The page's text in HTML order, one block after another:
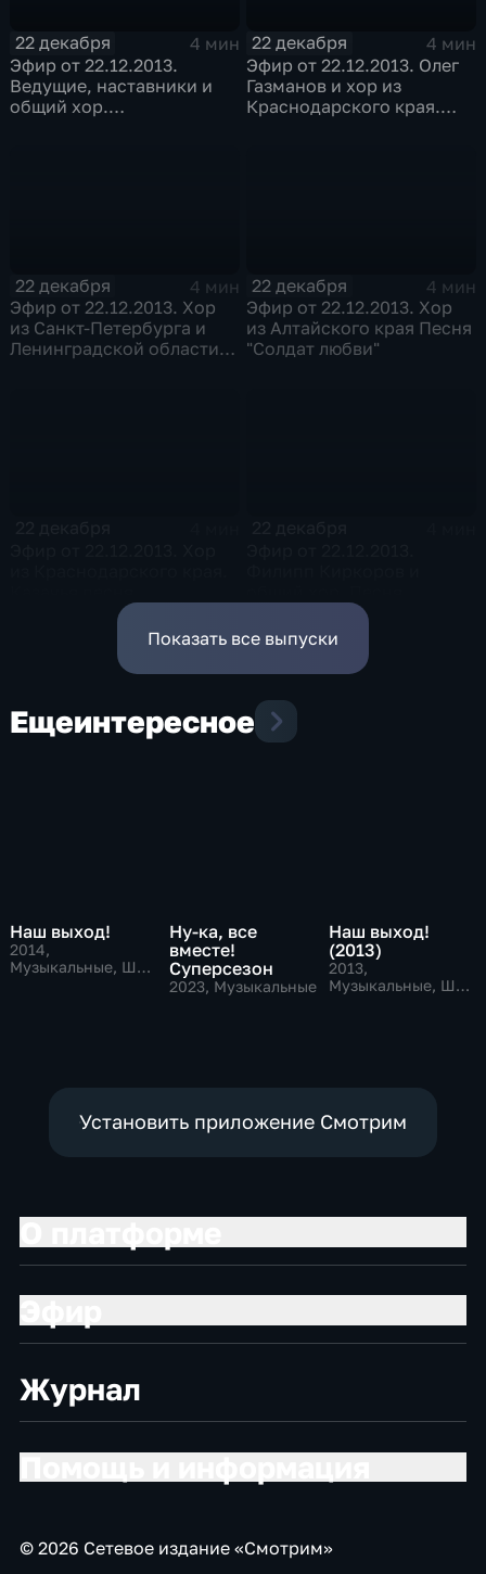
22 декабря
4 мин
Эфир от 22.12.2013.
Ведущие, наставники и
общий хор.
22 декабря
4 мин
Эфир от 22.12.2013. Олег
Газманов и хор из
Краснодарского края.
22 декабря
4 мин
Эфир от 22.12.2013. Хор
из Санкт-Петербурга и
Ленинградской области.
22 декабря
4 мин
Эфир от 22.12.2013. Хор
из Алтайского края Песня
"Солдат любви"
"Любовь "5 звезд""
Показать все выпуски
Ещеинтересное
Наш выход!
2014,
Музыкальные, Шоу
Ну-ка, все
вместе!
Суперсезон
2023, Музыкальные
Наш выход!
(2013)
2013,
Музыкальные, Шоу
Установить приложение Смотрим
Журнал
© 2026 Сетевое издание «Смотрим»